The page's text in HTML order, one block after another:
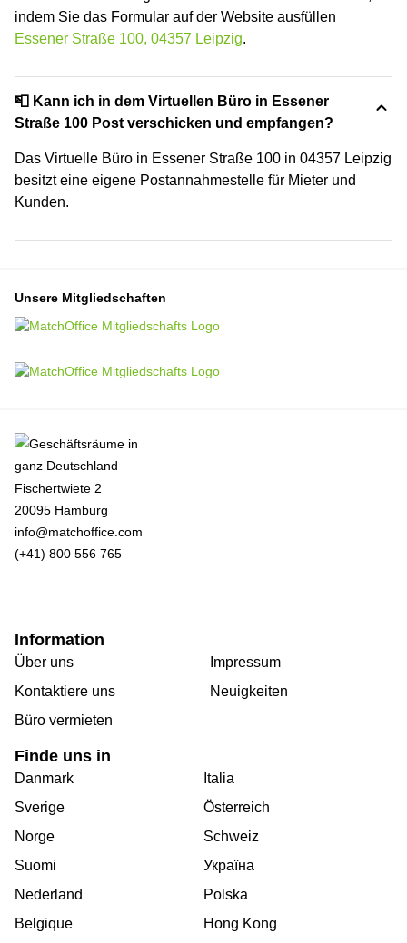
indem Sie das Formular auf der Website ausfüllen
Essener Straße 100, 04357 Leipzig.
📮 Kann ich in dem Virtuellen Büro in Essener
Straße 100 Post verschicken und empfangen?
Das Virtuelle Büro in Essener Straße 100 in 04357 Leipzig
besitzt eine eigene Postannahmestelle für Mieter und
Kunden.
Unsere Mitgliedschaften
Fischertwiete 2
20095 Hamburg
info@matchoffice.com
(+41) 800 556 765
Information
Über uns
Kontaktiere uns
Büro vermieten
Impressum
Neuigkeiten
Finde uns in
Danmark
Sverige
Norge
Suomi
Nederland
Belgique
Italia
Österreich
Schweiz
Україна
Polska
Hong Kong